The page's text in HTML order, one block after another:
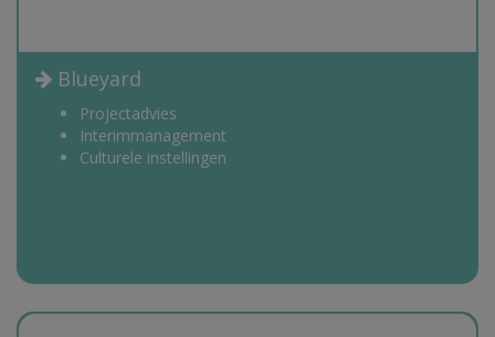
Blueyard
Projectadvies
Interimmanagement
Culturele instellingen